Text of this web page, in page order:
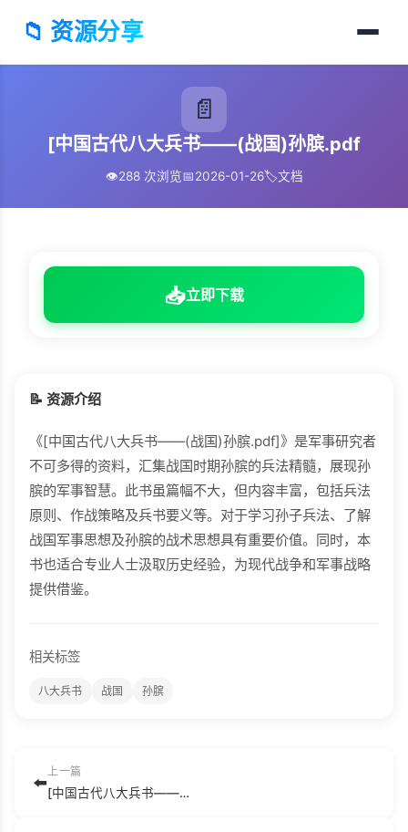
📁 资源分享
📄
[中国古代八大兵书——(战国)孙膑.pdf
👁️288 次浏览📅2026-01-26🏷️文档
📥立即下载
📝 资源介绍
《[中国古代八大兵书——(战国)孙膑.pdf]》是军事研究者
不可多得的资料，汇集战国时期孙膑的兵法精髓，展现孙
膑的军事智慧。此书虽篇幅不大，但内容丰富，包括兵法
原则、作战策略及兵书要义等。对于学习孙子兵法、了解
战国军事思想及孙膑的战术思想具有重要价值。同时，本
书也适合专业人士汲取历史经验，为现代战争和军事战略
提供借鉴。
相关标签
八大兵书 战国 孙膑
⬅️
上一篇
[中国古代八大兵书——(战国)吴起.pdf